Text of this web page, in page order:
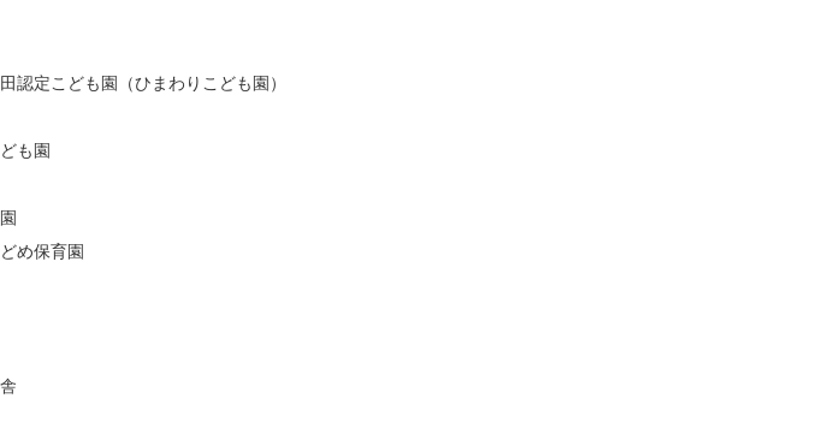
認定こども園（ひまわりこども園）
も園
め保育園